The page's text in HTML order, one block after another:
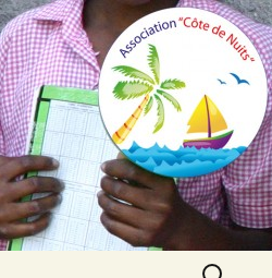
Search